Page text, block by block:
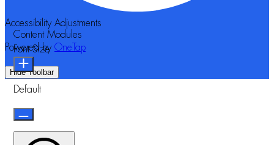
Accessibility Adjustments
Powered by OneTap
Hide Toolbar
Content Modules
Font Size
Default